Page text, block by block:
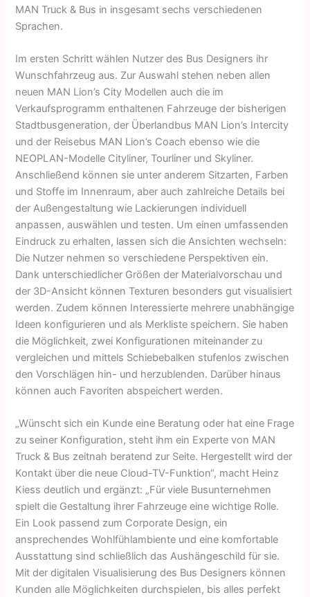
MAN Truck & Bus in insgesamt sechs verschiedenen
Sprachen.
Im ersten Schritt wählen Nutzer des Bus Designers ihr
Wunschfahrzeug aus. Zur Auswahl stehen neben allen
neuen MAN Lion’s City Modellen auch die im
Verkaufsprogramm enthaltenen Fahrzeuge der bisherigen
Stadtbusgeneration, der Überlandbus MAN Lion’s Intercity
und der Reisebus MAN Lion’s Coach ebenso wie die
NEOPLAN-Modelle Cityliner, Tourliner und Skyliner.
Anschließend können sie unter anderem Sitzarten, Farben
und Stoffe im Innenraum, aber auch zahlreiche Details bei
der Außengestaltung wie Lackierungen individuell
anpassen, auswählen und testen. Um einen umfassenden
Eindruck zu erhalten, lassen sich die Ansichten wechseln:
Die Nutzer nehmen so verschiedene Perspektiven ein.
Dank unterschiedlicher Größen der Materialvorschau und
der 3D-Ansicht können Texturen besonders gut visualisiert
werden. Zudem können Interessierte mehrere unabhängige
Ideen konfigurieren und als Merkliste speichern. Sie haben
die Möglichkeit, zwei Konfigurationen miteinander zu
vergleichen und mittels Schiebebalken stufenlos zwischen
den Vorschlägen hin- und herzublenden. Darüber hinaus
können auch Favoriten abspeichert werden.
„Wünscht sich ein Kunde eine Beratung oder hat eine Frage
zu seiner Konfiguration, steht ihm ein Experte von MAN
Truck & Bus zeitnah beratend zur Seite. Hergestellt wird der
Kontakt über die neue Cloud-TV-Funktion“, macht Heinz
Kiess deutlich und ergänzt: „Für viele Busunternehmen
spielt die Gestaltung ihrer Fahrzeuge eine wichtige Rolle.
Ein Look passend zum Corporate Design, ein
ansprechendes Wohlfühlambiente und eine komfortable
Ausstattung sind schließlich das Aushängeschild für sie.
Mit der digitalen Visualisierung des Bus Designers können
Kunden alle Möglichkeiten durchspielen, bis alles perfekt